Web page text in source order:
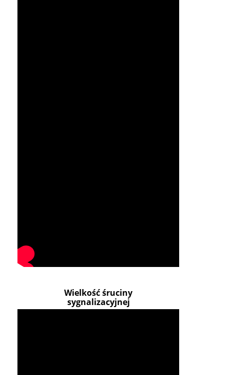
Wielkość śruciny
sygnalizacyjnej